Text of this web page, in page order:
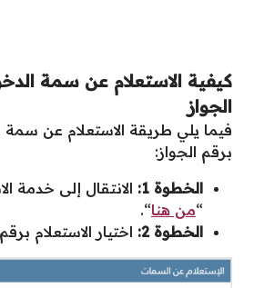
كيفية الاستعلام عن سمة
الجواز
فيما يلي طريقة الاستعلام عن
برقم الجواز:
الخطوة 1:
الانتقال إلى خدمة
“من هنا“.
الخطوة 2:
اختيار الاستعلام